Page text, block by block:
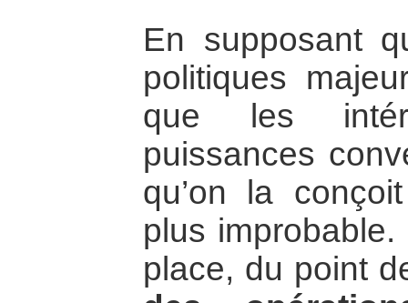
En supposant
politiques
que les
puissances
qu’on la
plus
place, du point